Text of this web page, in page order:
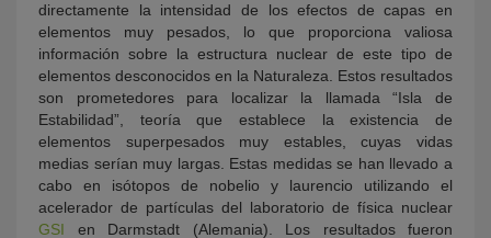
directamente la intensidad de los efectos de capas en
elementos muy pesados, lo que proporciona valiosa
información sobre la estructura nuclear de este tipo de
elementos desconocidos en la Naturaleza. Estos resultados
son prometedores para localizar la llamada “Isla de
Estabilidad”, teoría que establece la existencia de
elementos superpesados muy estables, cuyas vidas
medias serían muy largas. Estas medidas se han llevado a
cabo en isótopos de nobelio y laurencio utilizando el
acelerador de partículas del laboratorio de física nuclear
GSI en Darmstadt (Alemania). Los resultados fueron